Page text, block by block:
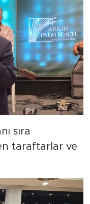
sıra
taraftarlar ve